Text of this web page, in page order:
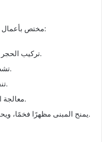
مختص بأعمال الواجهات والتشطيبات الحجرية، مثل:
تركيب الحجر الطبيعي أو الصناعي للواجهات.
تشطيب الأعمدة والمداخل بالحجر.
تنفيذ الديكورات الخارجية بالحجر.
معالجة الفواصل والعزل لضمان المتانة.
يمنح المبنى مظهرًا فخمًا، ويحمي الواجهة من العوامل الجوية.